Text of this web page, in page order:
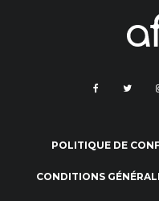
POLITIQUE DE
CONDITIONS